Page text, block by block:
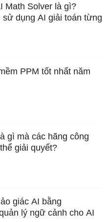
Math Solver là gì?
dụng AI giải toán từng
PPM tốt nhất năm
gì mà các hãng công
giải quyết?
giác AI bằng
lý ngữ cảnh cho AI